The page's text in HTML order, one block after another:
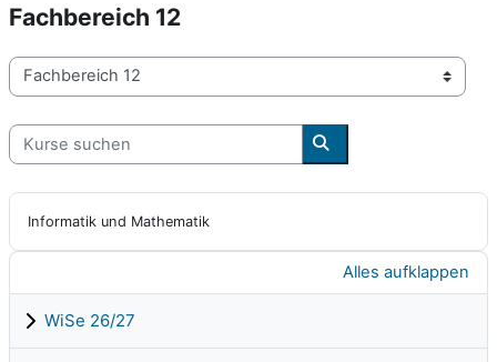
Fachbereich 12
Kursbereiche
Kurse suchen
Kurse suchen
Informatik und Mathematik
Alles aufklappen
WiSe 26/27